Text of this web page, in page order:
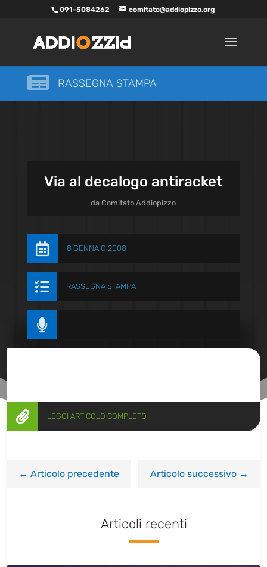
091-5084262 comitato@addiopizzo.org
 RASSEGNA STAMPA
Via al decalogo antiracket
daComitato Addiopizzo
 8 GENNAIO 2008
 RASSEGNA STAMPA

 LEGGI ARTICOLO COMPLETO
←Articolo precedente Articolo successivo→
Articoli recenti